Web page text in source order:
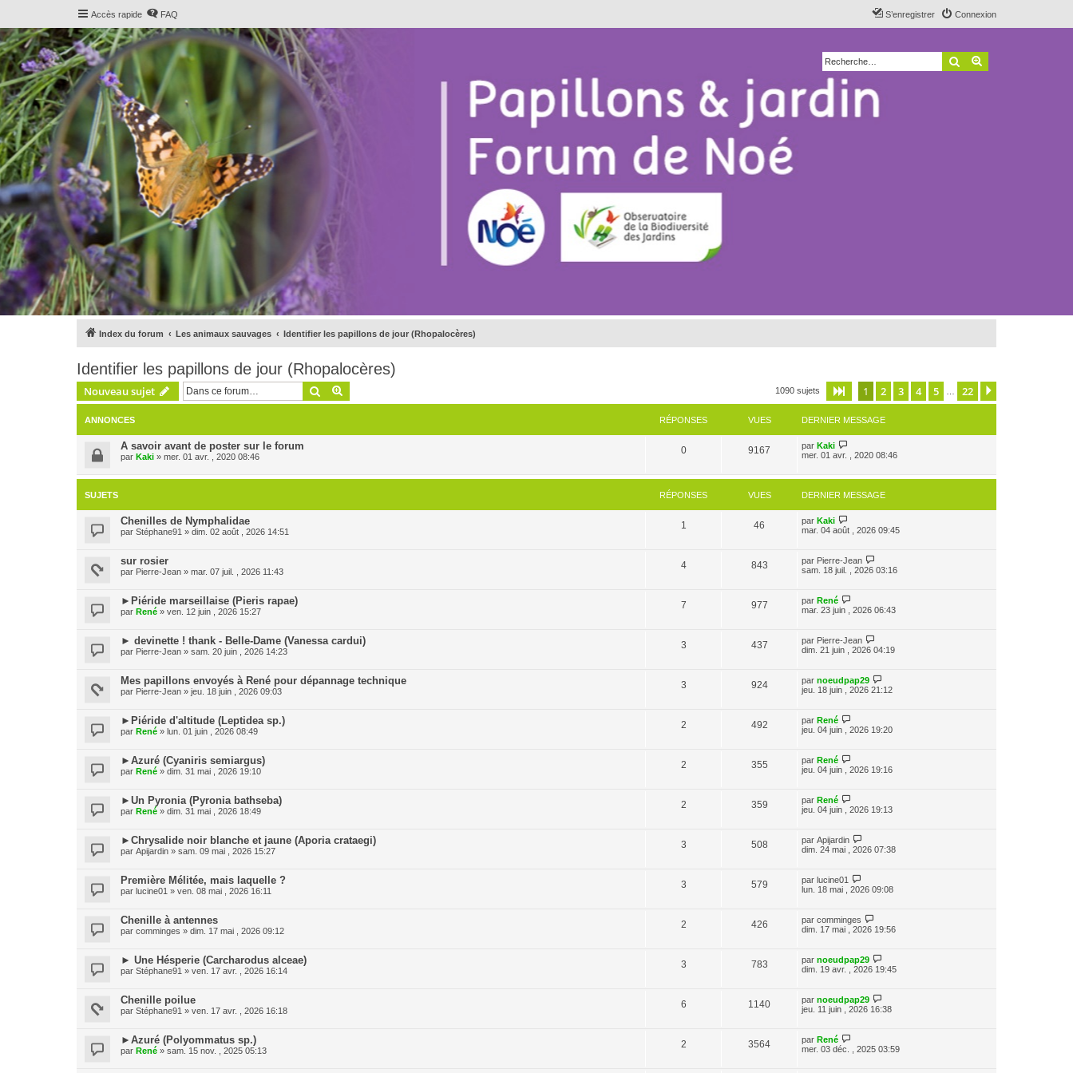
Accès rapide FAQ Connexion
S’enregistrer
Rechercher
Index du forum Les animaux sauvages Identifier les papillons de jour (Rhopalocères)
Identifier les papillons de jour (Rhopalocères)
Nouveau sujet Rechercher 1090 sujets Page sur22
1 2 3 4 5 22
ANNONCES RÉPONSES VUES DERNIER MESSAGE
A savoir avant de poster sur le forum
par Kaki » mer. 01 avr. , 2020 08:46
0 9167 par Kaki
mer. 01 avr. , 2020 08:46
SUJETS RÉPONSES VUES DERNIER MESSAGE
Chenilles de Nymphalidae
par Stéphane91 » dim. 02 août , 2026 14:51
1 46 par Kaki
mar. 04 août , 2026 09:45
sur rosier
par Pierre-Jean » mar. 07 juil. , 2026 11:43
4 843 par Pierre-Jean
sam. 18 juil. , 2026 03:16
►Piéride marseillaise (Pieris rapae)
par René » ven. 12 juin , 2026 15:27
7 977 par René
mar. 23 juin , 2026 06:43
► devinette ! thank - Belle-Dame (Vanessa cardui)
par Pierre-Jean » sam. 20 juin , 2026 14:23
3 437 par Pierre-Jean
dim. 21 juin , 2026 04:19
Mes papillons envoyés à René pour dépannage technique
par Pierre-Jean » jeu. 18 juin , 2026 09:03
3 924 par noeudpap29
jeu. 18 juin , 2026 21:12
►Piéride d'altitude (Leptidea sp.)
par René » lun. 01 juin , 2026 08:49
2 492 par René
jeu. 04 juin , 2026 19:20
►Azuré (Cyaniris semiargus)
par René » dim. 31 mai , 2026 19:10
2 355 par René
jeu. 04 juin , 2026 19:16
►Un Pyronia (Pyronia bathseba)
par René » dim. 31 mai , 2026 18:49
2 359 par René
jeu. 04 juin , 2026 19:13
►Chrysalide noir blanche et jaune (Aporia crataegi)
par Apijardin » sam. 09 mai , 2026 15:27
3 508 par Apijardin
dim. 24 mai , 2026 07:38
Première Mélitée, mais laquelle ?
par lucine01 » ven. 08 mai , 2026 16:11
3 579 par lucine01
lun. 18 mai , 2026 09:08
Chenille à antennes
par comminges » dim. 17 mai , 2026 09:12
2 426 par comminges
dim. 17 mai , 2026 19:56
► Une Hésperie (Carcharodus alceae)
par Stéphane91 » ven. 17 avr. , 2026 16:14
3 783 par noeudpap29
dim. 19 avr. , 2026 19:45
Chenille poilue
par Stéphane91 » ven. 17 avr. , 2026 16:18
6 1140 par noeudpap29
jeu. 11 juin , 2026 16:38
►Azuré (Polyommatus sp.)
par René » sam. 15 nov. , 2025 05:13
2 3564 par René
mer. 03 déc. , 2025 03:59